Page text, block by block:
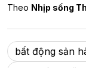
Theo Nhịp sống
bất động sản